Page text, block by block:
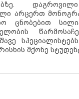
არცერთ
ცნობებით
სპეციალისტებს
მქონე